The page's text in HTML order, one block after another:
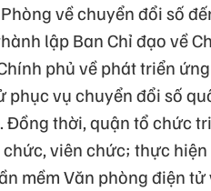
về chuyển đổi số
lập Ban Chỉ đạo về
phủ về phát triển
vụ chuyển đổi số
Đồng thời, quận tổ chức
viên chức; thực
mềm Văn phòng điện tử